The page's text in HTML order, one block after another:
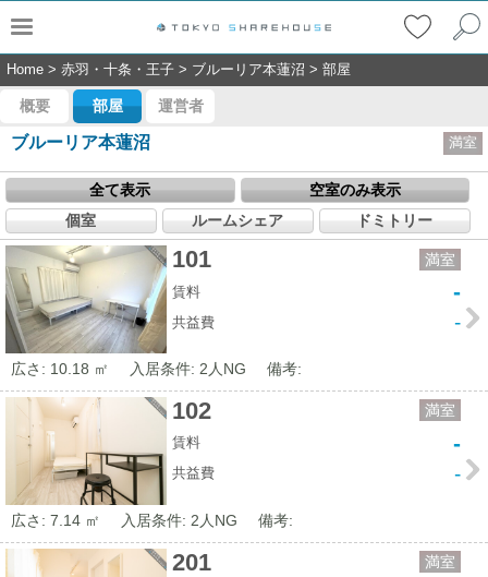
Home > 赤羽・十条・王子 > ブルーリア本蓮沼 > 部屋
概要 部屋 運営者
ブルーリア本蓮沼 満室
全て表示
空室のみ表示
個室
ルームシェア ドミトリー
101 満室
賃料 -
共益費 -
広さ: 10.18 ㎡ 入居条件: 2人NG 備考:
102 満室
賃料 -
共益費 -
広さ: 7.14 ㎡ 入居条件: 2人NG 備考:
201 満室